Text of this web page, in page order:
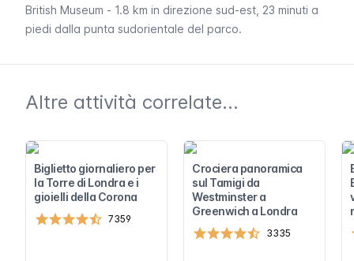
British Museum - 1.8 km in direzione sud-est, 23 minuti a
piedi dalla punta sudorientale del parco.
Altre attività correlate...
Biglietto giornaliero per
la Torre di Londra e i
gioielli della Corona
7359
Crociera panoramica
sul Tamigi da
Westminster a
Greenwich a Londra
3335